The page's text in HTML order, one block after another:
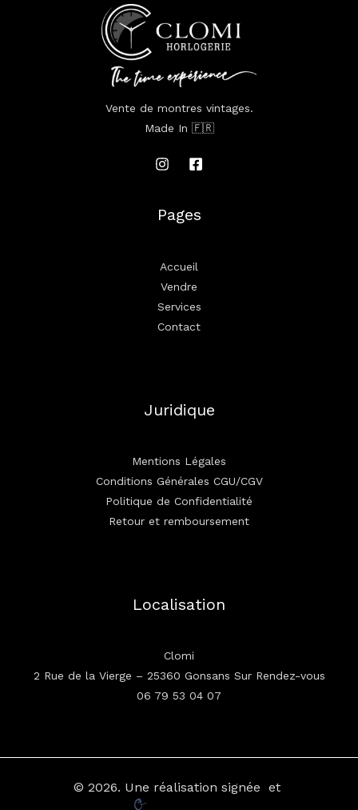
Vente de montres vintages.
Made In 🇫🇷
Pages
Accueil
Vendre
Services
Contact
Juridique
Mentions Légales
Conditions Générales CGU/CGV
Politique de Confidentialité
Retour et remboursement
Localisation
Clomi
2 Rue de la Vierge – 25360 Gonsans Sur Rendez-vous
06 79 53 04 07
© 2026. Une réalisation signée et